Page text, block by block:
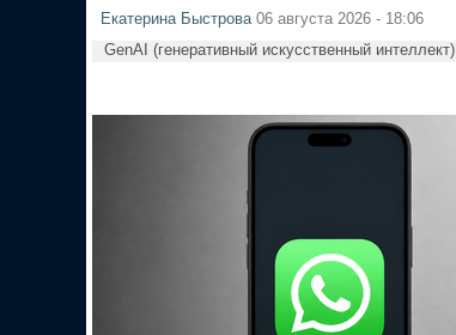
Екатерина Быстрова 06 августа 2026 - 18:06
GenAI (генеративный искусственный интеллект)